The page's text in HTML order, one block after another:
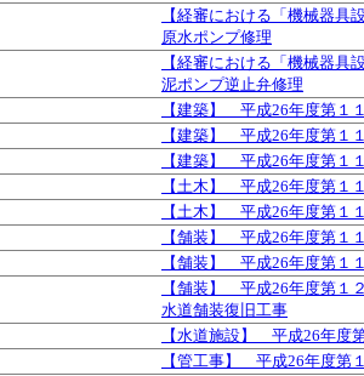
【経審における「機械器
原水ポンプ修理
【経審における「機械器
泥ポンプ逆止弁修理
【建築】 平成26年度第１
【建築】 平成26年度第１
【建築】 平成26年度第１
【土木】 平成26年度第１
【土木】 平成26年度第１
【舗装】 平成26年度第１
【舗装】 平成26年度第１
【舗装】 平成26年度第１
水道舗装復旧工事
【水道施設】 平成26年度
【管工事】 平成26年度第